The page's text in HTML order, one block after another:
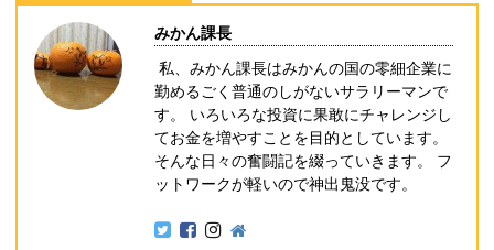
みかん課長
私、みかん課長はみかんの国の零細企業に
勤めるごく普通のしがないサラリーマンで
す。 いろいろな投資に果敢にチャレンジし
てお金を増やすことを目的としています。
そんな日々の奮闘記を綴っていきます。 フ
ットワークが軽いので神出鬼没です。